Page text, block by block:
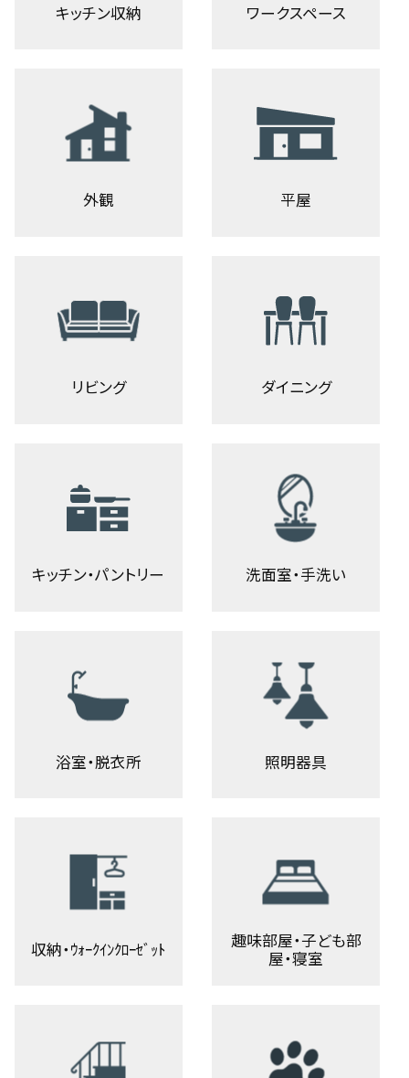
キッチン収納 ワークスペース
外観 平屋
リビング ダイニング
キッチン・パントリー 洗面室・手洗い
浴室・脱衣所 照明器具
収納・ｳｫｰｸｲﾝｸﾛｰｾﾞｯﾄ
趣味部屋・子ども部
屋・寝室